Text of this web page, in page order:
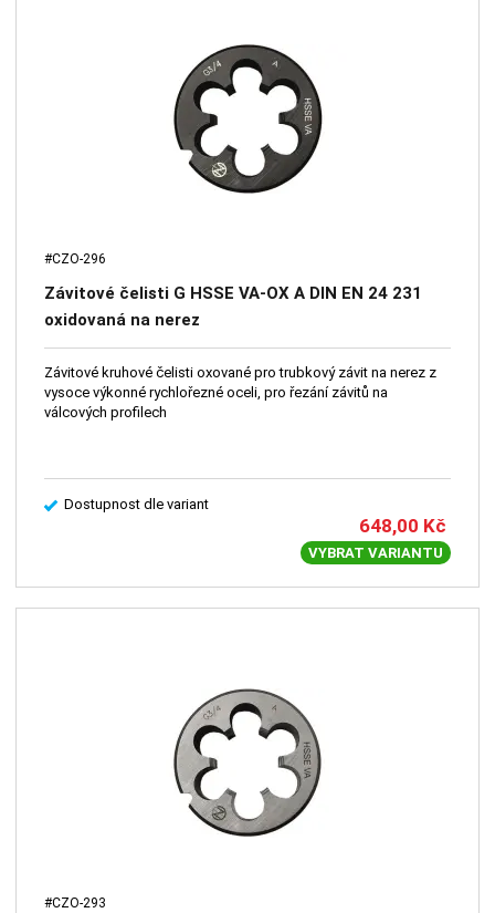
#CZO-296
Závitové čelisti G HSSE VA-OX A DIN EN 24 231
oxidovaná na nerez
Závitové kruhové čelisti oxované pro trubkový závit na nerez z
vysoce výkonné rychlořezné oceli, pro řezání závitů na
válcových profilech
Dostupnost dle variant
648,00 Kč
VYBRAT VARIANTU
#CZO-293